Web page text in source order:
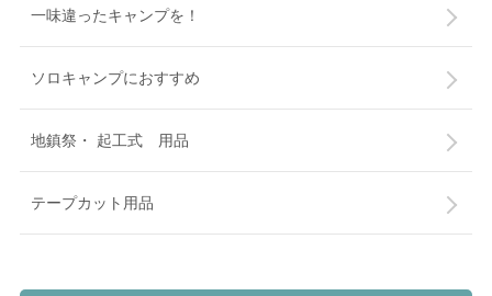
一味違ったキャンプを！
ソロキャンプにおすすめ
地鎮祭・ 起工式 用品
テープカット用品